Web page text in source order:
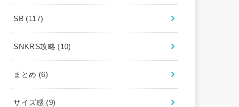
SB (117)
SNKRS攻略 (10)
まとめ (6)
サイズ感 (9)